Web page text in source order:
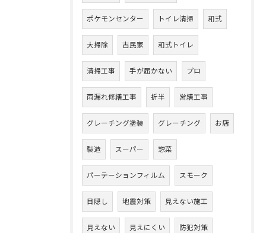
ポケモンセンター トイレ清掃 和式
大掃除 古民家 和式トイレ
清掃工事 手が届かない プロ
雨漏れ修繕工事 折半 営繕工事
グレーチング塗装 グレーチング お店
製造 スーパー 惣菜
パーテーションフィルム スモーク
目隠し 地震対策 見えない施工
見えない 見えにくい 防犯対策